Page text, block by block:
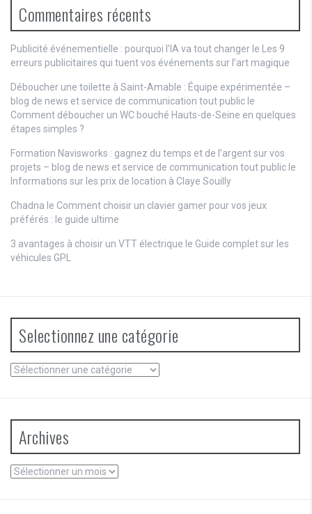
Commentaires récents
Publicité événementielle : pourquoi l’IA va tout changer le
Les 9
erreurs publicitaires qui tuent vos événements sur l’art magique
Déboucher une toilette à Saint-Amable : Équipe expérimentée –
blog de news et service de communication tout public le
Comment déboucher un WC bouché Hauts-de-Seine en quelques
étapes simples ?
Formation Navisworks : gagnez du temps et de l’argent sur vos
projets – blog de news et service de communication tout public le
Informations sur les prix de location à Claye Souilly
Chadna le Comment choisir un clavier gamer pour vos jeux
préférés : le guide ultime
3 avantages à choisir un VTT électrique le Guide complet sur les
véhicules GPL
Selectionnez une catégorie
Selectionnez
Archives
Archives